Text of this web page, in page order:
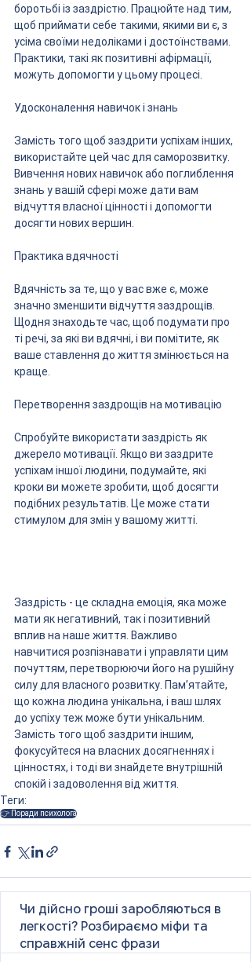
боротьбі із заздрістю. Працюйте над тим,
щоб приймати себе такими, якими ви є, з
усіма своїми недоліками і достоїнствами.
Практики, такі як позитивні афірмації,
можуть допомогти у цьому процесі.
Удосконалення навичок і знань
Замість того щоб заздрити успіхам інших,
використайте цей час для саморозвитку.
Вивчення нових навичок або поглиблення
знань у вашій сфері може дати вам
відчуття власної цінності і допомогти
досягти нових вершин.
Практика вдячності
Вдячність за те, що у вас вже є, може
значно зменшити відчуття заздрощів.
Щодня знаходьте час, щоб подумати про
ті речі, за які ви вдячні, і ви помітите, як
ваше ставлення до життя змінюється на
краще.
Перетворення заздрощів на мотивацію
Спробуйте використати заздрість як
джерело мотивації. Якщо ви заздрите
успіхам іншої людини, подумайте, які
кроки ви можете зробити, щоб досягти
подібних результатів. Це може стати
стимулом для змін у вашому житті.
Заздрість - це складна емоція, яка може
мати як негативний, так і позитивний
вплив на наше життя. Важливо
навчитися розпізнавати і управляти цим
почуттям, перетворюючи його на рушійну
силу для власного розвитку. Пам’ятайте,
що кожна людина унікальна, і ваш шлях
до успіху теж може бути унікальним.
Замість того щоб заздрити іншим,
фокусуйтеся на власних досягненнях і
цінностях, і тоді ви знайдете внутрішній
спокій і задоволення від життя.
Теги:
👉 Поради психолога
Чи дійсно гроші заробляються в
легкості? Розбираємо міфи та
справжній сенс фрази